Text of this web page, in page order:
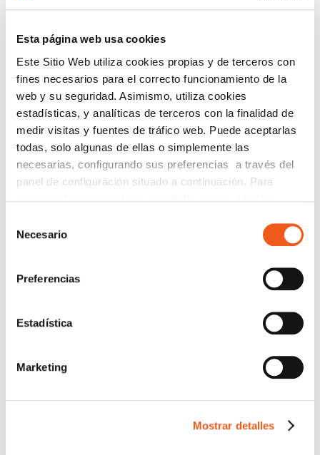
Esta página web usa cookies
Este Sitio Web utiliza cookies propias y de terceros con
fines necesarios para el correcto funcionamiento de la
web y su seguridad. Asimismo, utiliza cookies
estadísticas, y analíticas de terceros con la finalidad de
medir visitas y fuentes de tráfico web. Puede aceptarlas
todas, solo algunas de ellas o simplemente las
necesarias, configurando sus preferencias a través del
panel de configuración situado a continuación. Para
consultar nuestra política de cookies
política de cookies
Necesario
Preferencias
Estadística
Marketing
Mostrar detalles
datos tal y como se describe anteriormente y se explica
AUTORIZO el envío de comunicaciones
comerciales.
Enviar
ACUERDOS Y COLABORACIONES
CIBERSEGURIDAD
CONSULTORA RGPD
DERECHOS RGPD